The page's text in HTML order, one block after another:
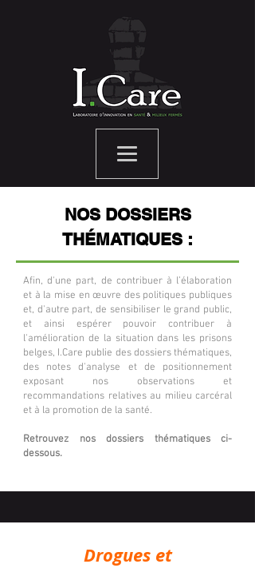
NOS DOSSIERS
THÉMATIQUES :
Afin, d'une part, de contribuer à l’élaboration
et à la mise en œuvre des politiques publiques
et, d'autre part, de sensibiliser le grand public,
et ainsi espérer pouvoir contribuer à
l'amélioration de la situation dans les prisons
belges, I.Care publie des dossiers thématiques,
des notes d'analyse et de positionnement
exposant nos observations et
recommandations relatives au milieu carcéral
et à la promotion de la santé.
Retrouvez nos dossiers thématiques ci-
dessous.
Drogues et